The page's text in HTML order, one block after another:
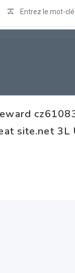
site.net 3L